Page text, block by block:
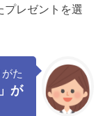
プレゼントを選
た
が